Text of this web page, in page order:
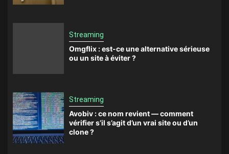
Streaming
Omgflix : est-ce une alternative sérieuse
ou un site à éviter ?
Streaming
Avobiv : ce nom revient — comment
vérifier s’il s’agit d’un vrai site ou d’un
clone ?